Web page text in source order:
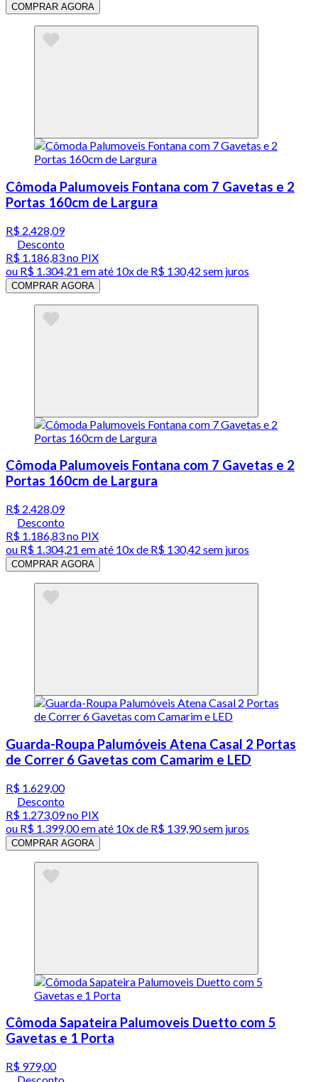
COMPRAR AGORA
Cômoda Palumoveis Fontana com 7 Gavetas e 2
Portas 160cm de Largura
R$ 2.428,09
Desconto
R$ 1.186,83no PIX
ou R$ 1.304,21 em até 10x de R$ 130,42 sem juros
COMPRAR AGORA
Cômoda Palumoveis Fontana com 7 Gavetas e 2
Portas 160cm de Largura
R$ 2.428,09
Desconto
R$ 1.186,83no PIX
ou R$ 1.304,21 em até 10x de R$ 130,42 sem juros
COMPRAR AGORA
Guarda-Roupa Palumóveis Atena Casal 2 Portas
de Correr 6 Gavetas com Camarim e LED
R$ 1.629,00
Desconto
R$ 1.273,09no PIX
ou R$ 1.399,00em até 10x de R$ 139,90 sem juros
COMPRAR AGORA
Cômoda Sapateira Palumoveis Duetto com 5
Gavetas e 1 Porta
R$ 979,00